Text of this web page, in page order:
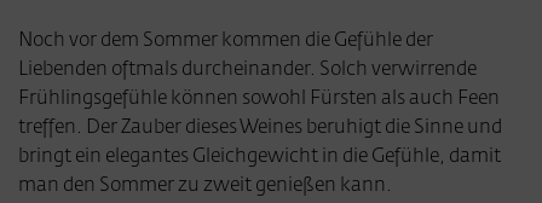
Noch vor dem Sommer kommen die Gefühle der
Liebenden oftmals durcheinander. Solch verwirrende
Frühlingsgefühle können sowohl Fürsten als auch Feen
treffen. Der Zauber dieses Weines beruhigt die Sinne und
bringt ein elegantes Gleichgewicht in die Gefühle, damit
man den Sommer zu zweit genießen kann.